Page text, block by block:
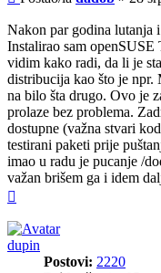
Nakon par godina lutanja
Instalirao sam
vidim kako radi, da li je
distribucija kao što je npr.
na bilo šta drugo. Ovo je
prolaze bez problema.
dostupne (važna stvari
testirani paketi prije
imao u radu je pucanje /
važan brišem ga i idem
dupin
Postovi: 2220